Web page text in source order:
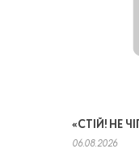
«СТІЙ! НЕ
06.08.2026